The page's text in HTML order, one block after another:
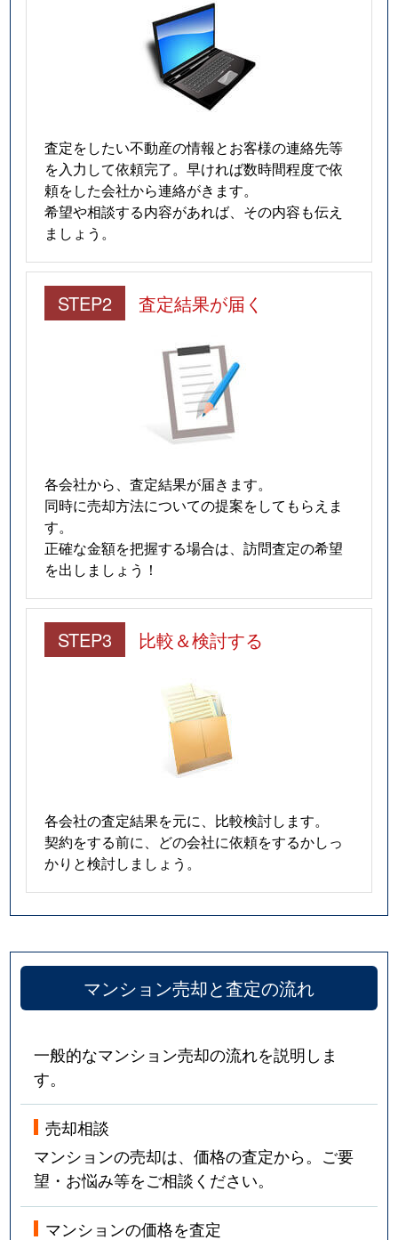
査定をしたい不動産の情報とお客様の連絡先等
を入力して依頼完了。早ければ数時間程度で依
頼をした会社から連絡がきます。
希望や相談する内容があれば、その内容も伝え
ましょう。
STEP2 査定結果が届く
各会社から、査定結果が届きます。
同時に売却方法についての提案をしてもらえま
す。
正確な金額を把握する場合は、訪問査定の希望
を出しましょう！
STEP3 比較＆検討する
各会社の査定結果を元に、比較検討します。
契約をする前に、どの会社に依頼をするかしっ
かりと検討しましょう。
マンション売却と査定の流れ
一般的なマンション売却の流れを説明しま
す。
売却相談
マンションの売却は、価格の査定から。ご要
望・お悩み等をご相談ください。
マンションの価格を査定